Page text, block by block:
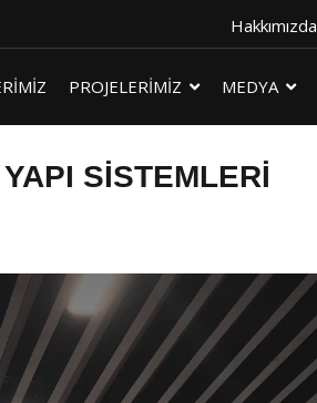
Hakkımızda
PROJELERİMİZ MEDYA
SISTEMLERI